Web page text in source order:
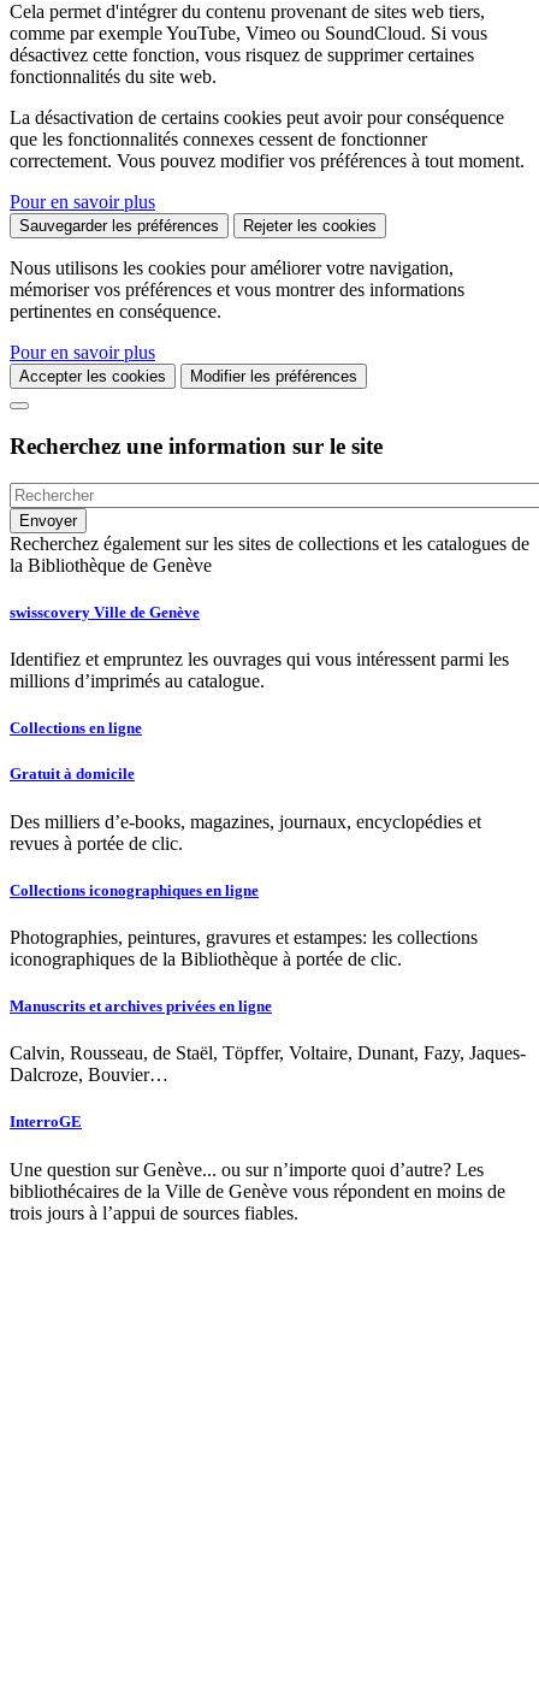
Cela permet d'intégrer du contenu provenant de sites web tiers,
comme par exemple YouTube, Vimeo ou SoundCloud. Si vous
désactivez cette fonction, vous risquez de supprimer certaines
fonctionnalités du site web.
La désactivation de certains cookies peut avoir pour conséquence
que les fonctionnalités connexes cessent de fonctionner
correctement. Vous pouvez modifier vos préférences à tout moment.
Pour en savoir plus
Sauvegarder les préférences Rejeter les cookies
Nous utilisons les cookies pour améliorer votre navigation,
mémoriser vos préférences et vous montrer des informations
pertinentes en conséquence.
Pour en savoir plus
Accepter les cookies Modifier les préférences
Recherchez une information sur le site
Recherchez également sur les sites de collections et les catalogues de
la Bibliothèque de Genève
swisscovery Ville de Genève
Identifiez et empruntez les ouvrages qui vous intéressent parmi les
millions d’imprimés au catalogue.
Collections en ligne
Gratuit à domicile
Des milliers d’e-books, magazines, journaux, encyclopédies et
revues à portée de clic.
Collections iconographiques en ligne
Photographies, peintures, gravures et estampes: les collections
iconographiques de la Bibliothèque à portée de clic.
Manuscrits et archives privées en ligne
Calvin, Rousseau, de Staël, Töpffer, Voltaire, Dunant, Fazy, Jaques-
Dalcroze, Bouvier…
InterroGE
Une question sur Genève... ou sur n’importe quoi d’autre? Les
bibliothécaires de la Ville de Genève vous répondent en moins de
trois jours à l’appui de sources fiables.